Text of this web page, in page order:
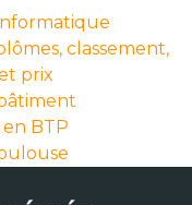
classement,
prix
BTP